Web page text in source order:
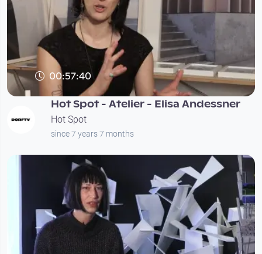
00:57:40
Hot Spot - Atelier - Elisa Andessner
Hot Spot
since 7 years 7 months